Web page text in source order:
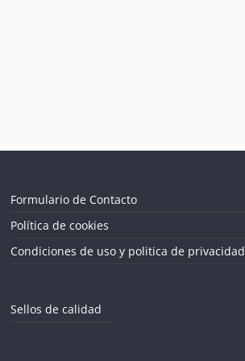
Formulario de Contacto
Política de cookies
Condiciones de uso y politica de privacidad
Sellos de calidad